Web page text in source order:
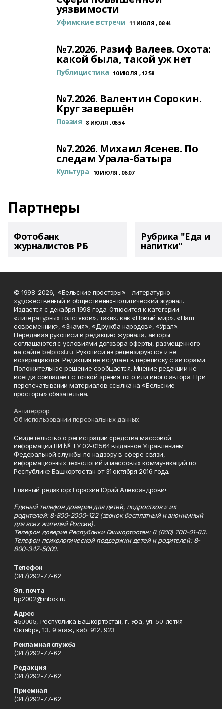
уязвимости
Уфимские встречи 11 ИЮЛЯ , 06:44
№7.2026. Разиф Валеев. Охота:
какой была, такой уж нет
Публицистика 10 ИЮЛЯ , 12:58
№7.2026. Валентин Сорокин.
Круг завершён
Поэзия 8 ИЮЛЯ , 06:54
№7.2026. Михаил Ясенев. По
следам Урала-батыра
Культура 10 ИЮЛЯ , 06:07
Партнеры
Фотобанк
журналистов РБ
Рубрика "Еда и
напитки"
© 1998-2026, «Бельские просторы» - литературно-
художественный и общественно-политический журнал.
Издается с декабря 1998 года. Относится к категории
«литературных толстяков», таких, как «Новый мир», «Наш
современник», «Знамя», «Дружба народов», «Урал».
Передавая рукописи в редакцию журнала, авторы
соглашаются с условиями договора оферты, размещенного
на сайтеbelprost.ru. Рукописи не рецензируются и не
возвращаются. Редакция не вступает в переписку с авторами.
Положительное решение сообщается. Мнение редакции не
всегда совпадает с точкой зрения того или иного автора. При
перепечатывании материалов ссылка на «Бельские
просторы» обязательна.
Антитеррор
Об использовании персональных данных
Свидетельство о регистрации средства массовой
информации ПИ № ТУ 02-01564 выданное Управлением
Федеральной службы по надзору в сфере связи,
информационных технологий и массовых коммуникаций по
Республике Башкортостан от 31 октября 2016 года.
Главный редактор: Горюхин Юрий Александрович
Единый телефон доверия для детей, подростков и их
родителей: 8-800-2000-122 (звонок бесплатный и анонимный
для всех жителей России).
Телефон доверия Республики Башкортостан: 8 (800) 700-01-83.
Телефон психологической поддержки детей и родителей: 8-
800-347-5000.
Телефон
(347)292-77-62
Эл. почта
bp2002@inbox.ru
Адрес
450005, Республика Башкортостан, г. Уфа, ул. 50-летия
Октября, 13, 9 этаж, каб. 912, 923
Рекламная служба
(347)292-77-62
Редакция
(347)292-77-62
Приемная
(347)292-77-62